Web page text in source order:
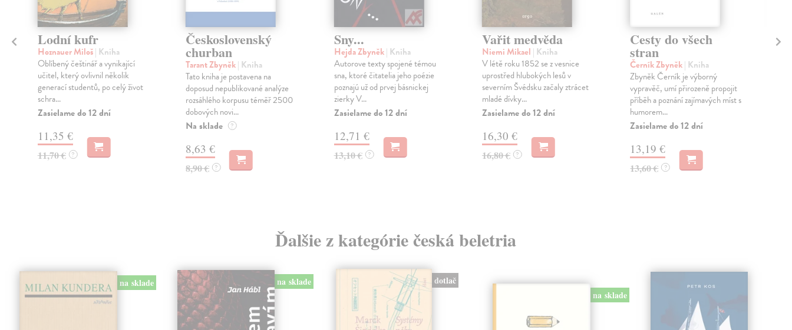
Lodní kufr
Hoznauer Miloš| Kniha
Oblíbený češtinář a vynikající
učitel, který ovlivnil několik
generací studentů, po celý život
schra...
Zasielame do 12 dní
11,35 €
11,70 € ?
Československý
churban
Tarant Zbyněk| Kniha
Tato kniha je postavena na
doposud nepublikované analýze
rozsáhlého korpusu téměř 2500
dobových novi...
Na sklade ?
8,63 €
8,90 € ?
Sny...
Hejda Zbyněk| Kniha
Autorove texty spojené témou
sna, ktoré čitatelia jeho poézie
poznajú už od prvej básnickej
zierky V...
Zasielame do 12 dní
12,71 €
13,10 € ?
Vařit medvěda
Niemi Mikael | Kniha
V létě roku 1852 se z vesnice
uprostřed hlubokých lesů v
severním Švédsku začaly ztrácet
mladé dívky...
Zasielame do 12 dní
16,30 €
16,80 € ?
Cesty do všech
stran
Černík Zbyněk| Kniha
Zbyněk Černík je výborný
vypravěč, umí přirozeně propojit
příběh a poznání zajímavých míst s
humorem...
Zasielame do 12 dní
13,19 €
13,60 € ?
Ďalšie z kategórie česká beletria
na sklade na sklade dotlač
na sklade